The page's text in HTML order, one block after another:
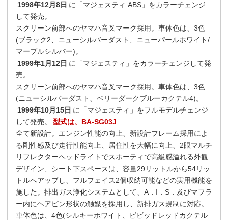
1998年12月8日 に「マジェスティ ABS」をカラーチェンジ
して発売。
スクリーン前部へのヤマハ音叉マーク採用。車体色は、3色
(ブラック2、ニューシルバーダスト、ニューパールホワイト/
マーブルシルバー)。
1999年1月12日 に「マジェスティ」をカラーチェンジして発
売。
スクリーン前部へのヤマハ音叉マーク採用。車体色は、3色
(ニューシルバーダスト、ベリーダークブルーカクテル4)。
1999年10月15日 に「マジェスティ」をフルモデルチェンジ
して発売。
型式は、BA-SG03J
全て新設計。エンジン性能の向上、新設計フレーム採用によ
る剛性感及び走行性能向上、居住性を大幅に向上、2眼マルチ
リフレクターヘッドライトでスポーティで高級感溢れる外観
デザイン、シート下スペースは、容量29リットルから54リッ
トルへアップし、フルフェイス2個収納可能などの実用機能を
施した。排出ガス浄化システムとして、A．I．S．及びマフラ
ー内にヘアピン形状の触媒を採用し、新排ガス規制に対応。
車体色は、4色(シルキーホワイト、ビビッドレッドカクテル